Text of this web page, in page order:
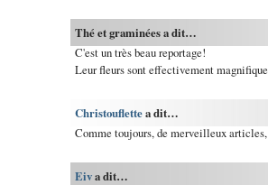
Thé et graminées a dit…
C'est un très beau reportage!
Leur fleurs sont effectivement
Christouflettea dit…
Comme toujours, de merveilleux
Eiva dit…